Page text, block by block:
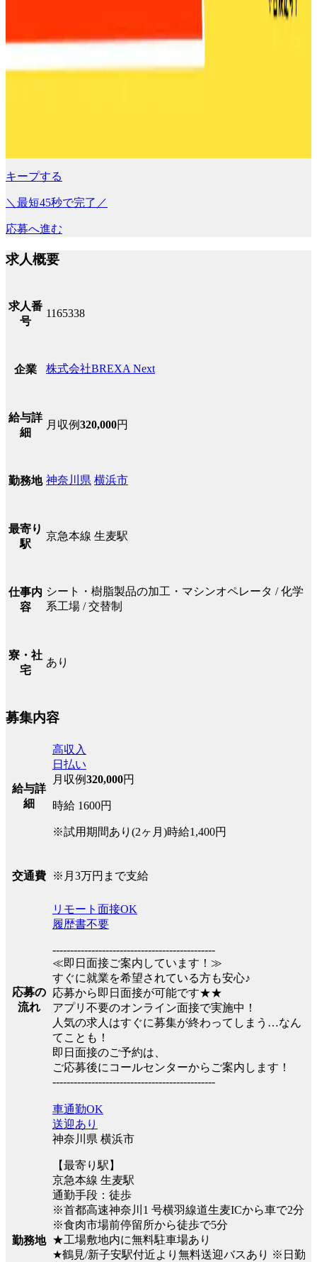
キープする
＼最短45秒で完了／
応募へ進む
求人概要
求人番
号
1165338
企業 株式会社BREXA Next
給与詳
細
月収例320,000円
勤務地 神奈川県 横浜市
最寄り
駅
京急本線 生麦駅
仕事内
容
シート・樹脂製品の加工・マシンオペレータ / 化学
系工場 / 交替制
寮・社
宅
あり
募集内容
給与詳
細
高収入
日払い
月収例320,000円
時給 1600円
※試用期間あり(2ヶ月)時給1,400円
交通費 ※月3万円まで支給
応募の
流れ
リモート面接OK
履歴書不要
----------------------------------------------
≪即日面接ご案内しています！≫
すぐに就業を希望されている方も安心♪
応募から即日面接が可能です★★
アプリ不要のオンライン面接で実施中！
人気の求人はすぐに募集が終わってしまう…なん
てことも！
即日面接のご予約は、
ご応募後にコールセンターからご案内します！
----------------------------------------------
勤務地
車通勤OK
送迎あり
神奈川県 横浜市
【最寄り駅】
京急本線 生麦駅
通勤手段：徒歩
※首都高速神奈川1 号横羽線道生麦ICから車で2分
※食肉市場前停留所から徒歩で5分
★工場敷地内に無料駐車場あり
★鶴見/新子安駅付近より無料送迎バスあり ※日勤